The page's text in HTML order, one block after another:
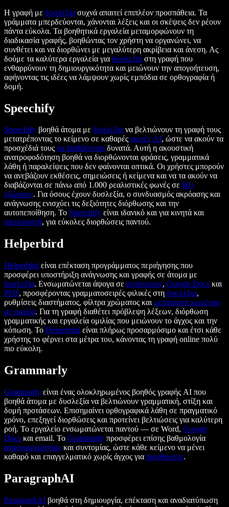
Η γραφή με δυσλεξία συχνά απαιτεί επιπλέον προσπάθεια. Τα
γράμματα μπερδεύονται, χάνονται λέξεις και οι σκέψεις δεν ρέουν
πάντα εύκολα. Τα βοηθητικά εργαλεία μεταμορφώνουν τη
διαδικασία γραφής, βοηθώντας τον χρήστη να οργανώνει, να
συνθέτει και να διορθώνει με μεγαλύτερη ακρίβεια και άνεση. Ας
δούμε τα καλύτερα εργαλεία για δυσλεξία στη γραφή που
ενθαρρύνουν τη δημιουργικότητα και μειώνουν την απογοήτευση,
αφήνοντας τις ιδέες να λάμψουν χωρίς εμπόδια σε ορθογραφία ή
δομή.
Speechify
Speechify βοηθά άτομα με δυσλεξία να βελτιώνουν τη γραφή τους
μετατρέποντας το κείμενο σε καθαρές φωνές AI, ώστε να ακούν τα
προσχέδιά τους να διαβάζονταιδυνατά. Αυτή η ακουστική
ανατροφοδότηση βοηθά να διορθώνονται φράσεις, γραμματικά
λάθη ή παραλείψεις που δεν φαίνονται οπτικά. Οι χρήστες μπορούν
να ανεβάζουν εκθέσεις, σημειώσεις ή κείμενα και να τα ακούν να
διαβάζονται σε πάνω από 1.000 ρεαλιστικές φωνές σε 60+
γλώσσες. Για όσους έχουν δυσλεξία, ο συνδυασμός ακρόασης και
ανάγνωσης ενισχύει τις δεξιότητες διόρθωσης και την
αυτοπεποίθηση. Το Speechify είναι ιδανικό και για κινητά και
υπολογιστή, για εύκολες διορθώσεις παντού.
Helperbird
Helperbird είναι επέκταση προγράμματος περιήγησης που
προσφέρει υποστήριξη ανάγνωσης και γραφής σε άτομα με
δυσλεξία. Ενσωματώνεται άψογα σε ιστότοπους, Google Docs και
PDF, προσφέροντας γραμματοσειρές φιλικές στη δυσλεξία,
ρυθμίσεις διαστήματος, φίλτρα χρώματος και μετατροπή κειμένου
σε ομιλία. Για τη γραφή διαθέτει πρόβλεψη λέξεων, διόρθωση
γραμματικής και εργαλεία ομιλίας που μειώνουν το άγχος και την
κόπωση. Το Helperbird είναι πλήρως προσαρμόσιμο και έτσι κάθε
χρήστης το φέρνει στα μέτρα του, κάνοντας τη γραφή online πολύ
πιο εύκολη.
Grammarly
Grammarly είναι ένας ολοκληρωμένος βοηθός γραφής AI που
βοηθά άτομα με δυσλεξία να βελτιώνουν γραμματική, στίξη και
δομή προτάσεων. Επισημαίνει ορθογραφικά λάθη σε πραγματικό
χρόνο, επεξηγεί διορθώσεις και προτείνει βελτιώσεις για καλύτερη
ροή. Το εργαλείο ενσωματώνεται παντού — σε Word, Google
Docs και email. Το Grammarly προσφέρει επίσης βαθμολογία
αναγνωσιμότητας και συντομίας, ώστε κάθε κείμενο να μένει
καθαρό και επαγγελματικό χωρίς άγχος για διορθώσεις.
ParagraphAI
ParagraphAI βοηθά στη δημιουργία, επέκταση και αναδιατύπωση